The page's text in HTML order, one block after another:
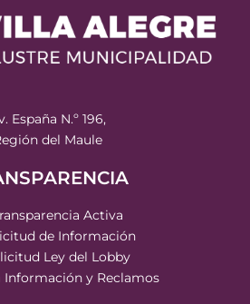
España N.º 196,
del Maule
Activa
de Información
Ley del Lobby
Información y Reclamos